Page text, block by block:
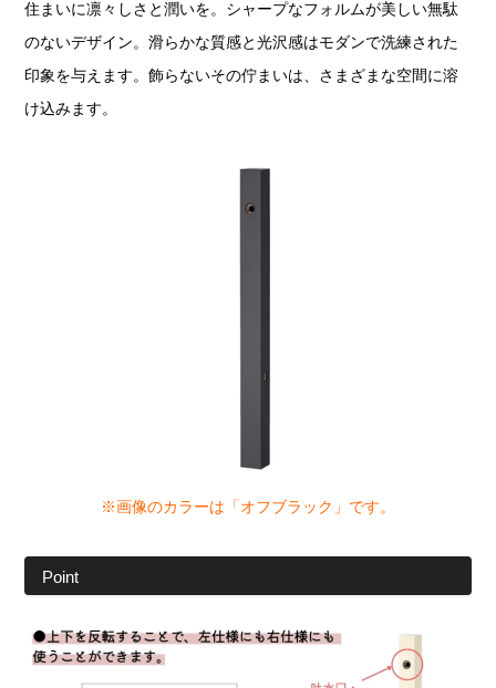
住まいに凛々しさと潤いを。シャープなフォルムが美しい無駄
のないデザイン。滑らかな質感と光沢感はモダンで洗練された
印象を与えます。飾らないその佇まいは、さまざまな空間に溶
け込みます。
※画像のカラーは「オフブラック」です。
Point